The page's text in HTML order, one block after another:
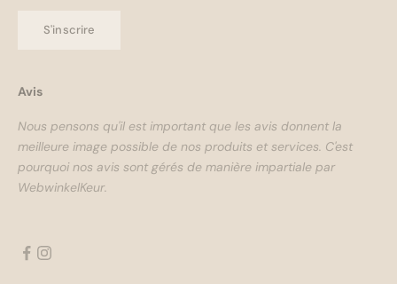
S'inscrire
Avis
Nous pensons qu'il est important que les avis donnent la
meilleure image possible de nos produits et services. C'est
pourquoi nos avis sont gérés de manière impartiale par
WebwinkelKeur.